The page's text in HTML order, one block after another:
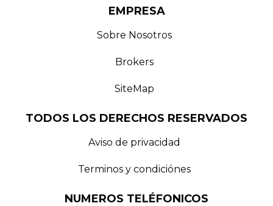
EMPRESA
Sobre Nosotros
Brokers
SiteMap
TODOS LOS DERECHOS RESERVADOS
Aviso de privacidad
Terminos y condiciónes
NUMEROS TELÉFONICOS